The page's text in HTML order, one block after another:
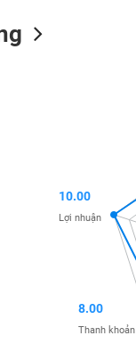
8.00
Thanh khoản
10.00
Lợi nhuận